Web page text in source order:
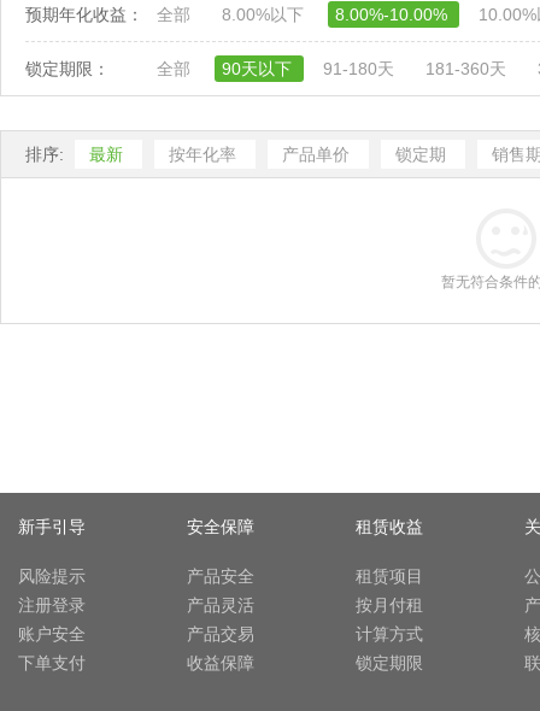
预期年化收益： 全部 8.00%以下 8.00%-10.00%
锁定期限： 全部 90天以下 91-180天 181-360天
排序: 最新 按年化率 产品单价 锁定期 销售
暂无符合条件
新手引导
风险提示
注册登录
账户安全
下单支付
安全保障
产品安全
产品灵活
产品交易
收益保障
租赁收益
租赁项目
按月付租
计算方式
锁定期限